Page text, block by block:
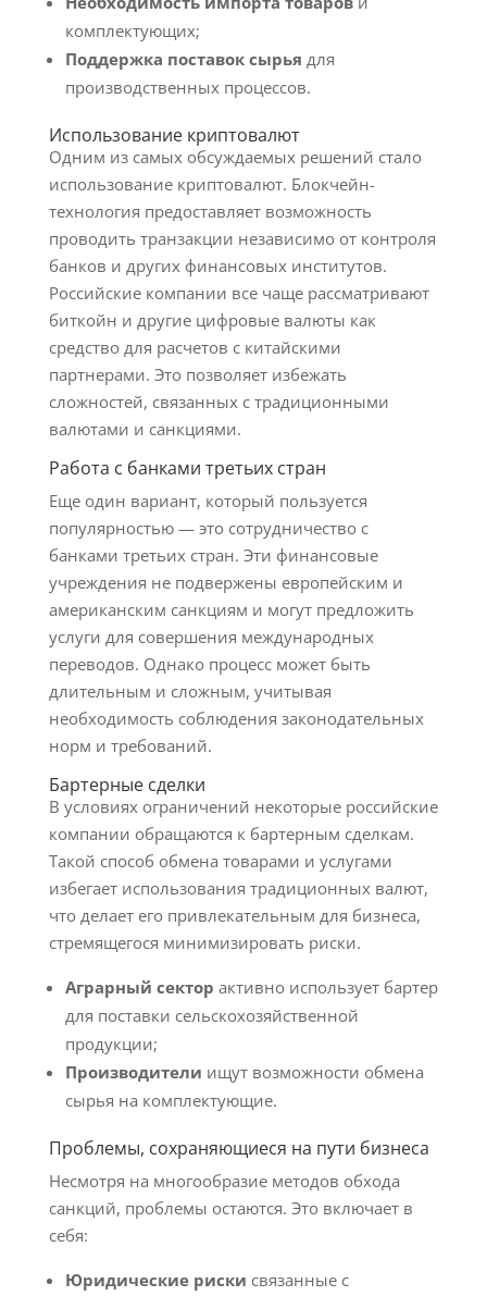
комплектующих;
Поддержка поставок сырья для
производственных процессов.
Использование криптовалют
Одним из самых обсуждаемых решений стало
использование криптовалют. Блокчейн-
технология предоставляет возможность
проводить транзакции независимо от контроля
банков и других финансовых институтов.
Российские компании все чаще рассматривают
биткойн и другие цифровые валюты как
средство для расчетов с китайскими
партнерами. Это позволяет избежать
сложностей, связанных с традиционными
валютами и санкциями.
Работа с банками третьих стран
Еще один вариант, который пользуется
популярностью — это сотрудничество с
банками третьих стран. Эти финансовые
учреждения не подвержены европейским и
американским санкциям и могут предложить
услуги для совершения международных
переводов. Однако процесс может быть
длительным и сложным, учитывая
необходимость соблюдения законодательных
норм и требований.
Бартерные сделки
В условиях ограничений некоторые российские
компании обращаются к бартерным сделкам.
Такой способ обмена товарами и услугами
избегает использования традиционных валют,
что делает его привлекательным для бизнеса,
стремящегося минимизировать риски.
Аграрный сектор активно использует бартер
для поставки сельскохозяйственной
продукции;
Производители ищут возможности обмена
сырья на комплектующие.
Проблемы, сохраняющиеся на пути бизнеса
Несмотря на многообразие методов обхода
санкций, проблемы остаются. Это включает в
себя:
Юридические риски связанные с